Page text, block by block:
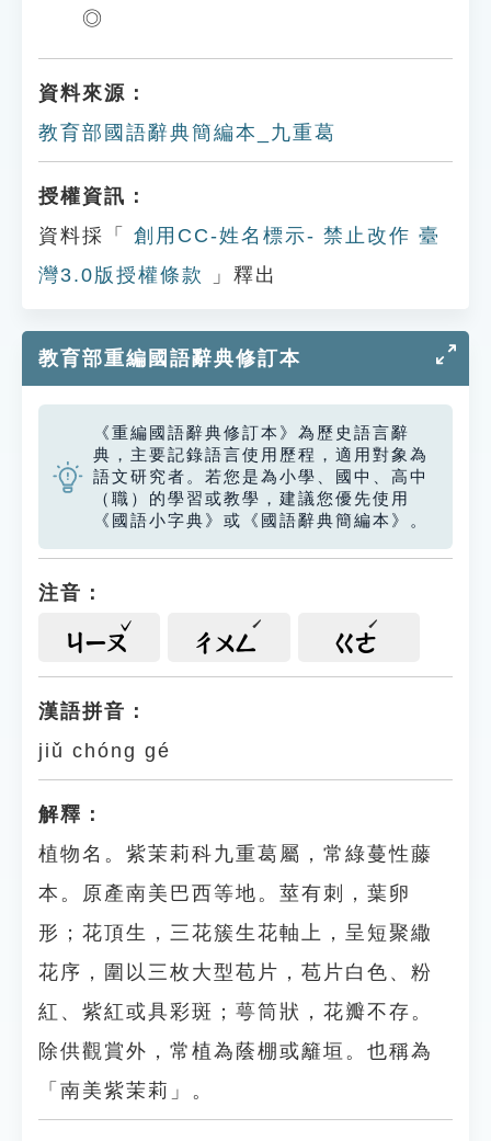
◎
資料來源：
教育部國語辭典簡編本_九重葛
授權資訊：
資料採「
創用CC-姓名標示- 禁止改作 臺
灣3.0版授權條款
」釋出
教育部重編國語辭典修訂本
《重編國語辭典修訂本》為歷史語言辭
典，主要記錄語言使用歷程，適用對象為
語文研究者。若您是為小學、國中、高中
（職）的學習或教學，建議您優先使用
《國語小字典》或《國語辭典簡編本》。
注音：
ㄐㄧㄡ ㄔㄨㄥ ㄍㄜ
漢語拼音：
jiǔ chóng gé
解釋：
植物名。紫茉莉科九重葛屬，常綠蔓性藤
本。原產南美巴西等地。莖有刺，葉卵
形；花頂生，三花簇生花軸上，呈短聚繖
花序，圍以三枚大型苞片，苞片白色、粉
紅、紫紅或具彩斑；萼筒狀，花瓣不存。
除供觀賞外，常植為蔭棚或籬垣。也稱為
「南美紫茉莉」。